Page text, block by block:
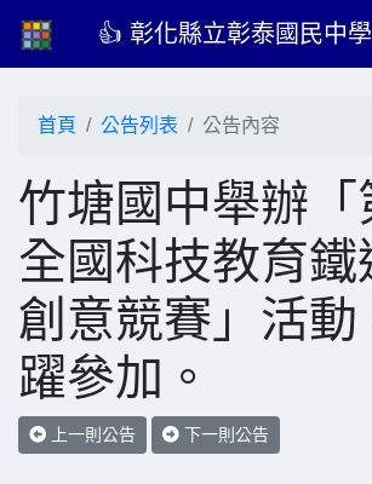
👍 彰化縣立彰泰國民中
首頁 公告列表 公告內容
竹塘國中舉辦「
全國科技教育鐵
創意競賽」活動
躍參加。
上一則公告 下一則公告